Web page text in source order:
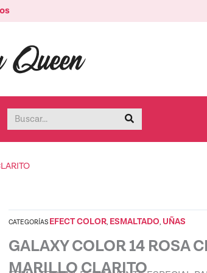
Buscar Buscar
CATEGORÍAS EFECT COLOR, ESMALTADO, UÑAS
GALAXY COLOR 14 ROSA
MARILLO CLARITO